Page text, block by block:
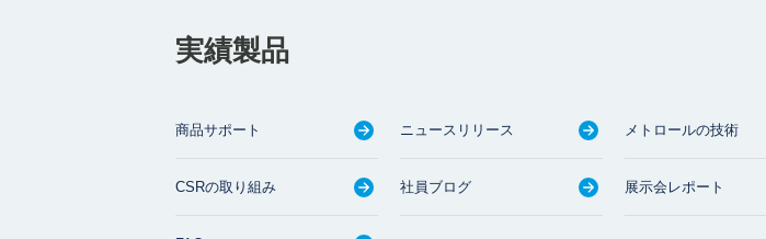
実績製品
商品サポート ニュースリリース メトロールの技術
CSRの取り組み 社員ブログ 展示会レポート